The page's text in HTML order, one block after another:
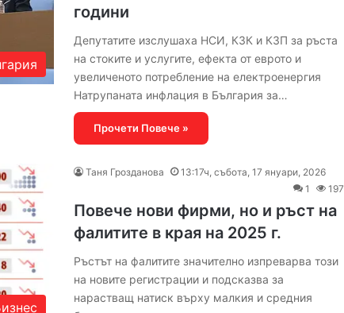
години
Депутатите изслушаха НСИ, КЗК и КЗП за ръста
на стоките и услугите, ефекта от еврото и
увеличеното потребление на електроенергия
Натрупаната инфлация в България за…
Прочети Повече »
Таня Грозданова
13:17ч, събота, 17 януари, 2026
1
197
Повече нови фирми, но и ръст на
фалитите в края на 2025 г.
Ръстът на фалитите значително изпреварва този
на новите регистрации и подсказва за
нарастващ натиск върху малкия и средния